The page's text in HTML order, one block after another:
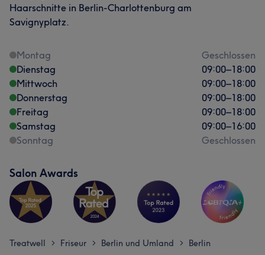
Haarschnitte in Berlin-Charlottenburg am
Savignyplatz.
Montag
Geschlossen
Dienstag
09:00–18:00
Mittwoch
09:00–18:00
Donnerstag
09:00–18:00
Freitag
09:00–18:00
Samstag
09:00–16:00
Sonntag
Geschlossen
Salon Awards
Treatwell > Friseur > Berlin und Umland > Berlin